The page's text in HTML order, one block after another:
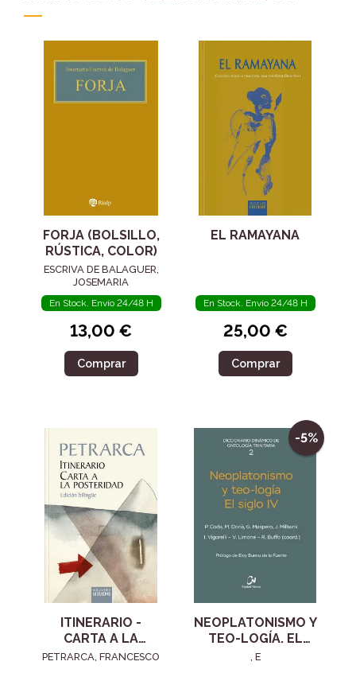
FORJA (BOLSILLO,
RÚSTICA, COLOR)
ESCRIVA DE BALAGUER,
JOSEMARIA
En Stock. Envío 24/48 H
13,00 €
Comprar
EL RAMAYANA
En Stock. Envío 24/48 H
25,00 €
Comprar
ITINERARIO -
CARTA A LA
POSTERIDAD
PETRARCA, FRANCESCO
-5%
NEOPLATONISMO Y
TEO-LOGÍA. EL
SIGLO IV
, E